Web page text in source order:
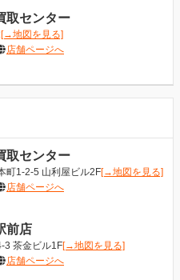
取センター
[→地図を見る]
店舗ページへ
取センター
町1-2-5 山利屋ビル2F[→地図を見る]
店舗ページへ
前店
3 茶金ビル1F[→地図を見る]
店舗ページへ